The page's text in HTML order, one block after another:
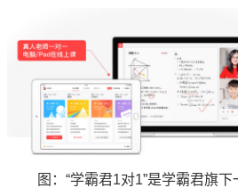
图：“学霸君1对1”是学霸君旗